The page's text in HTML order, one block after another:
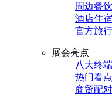
周边餐饮
酒店住宿
官方旅
展会亮点
八大终端
热门看点
商贸配对